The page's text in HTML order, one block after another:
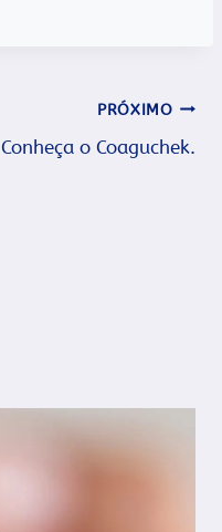
PRÓXIMO
Conheça o Coaguchek.